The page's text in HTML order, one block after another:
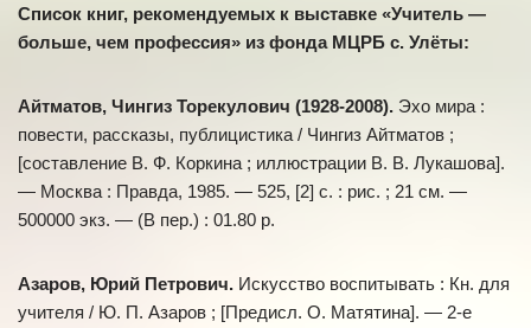
Список книг, рекомендуемых к выставке «Учитель —
больше, чем профессия» из фонда МЦРБ с. Улёты:
Айтматов, Чингиз Тоpекулович (1928-2008). Эхо мира :
повести, рассказы, публицистика / Чингиз Айтматов ;
[составление В. Ф. Коркина ; иллюстрации В. В. Лукашова].
— Москва : Правда, 1985. — 525, [2] с. : рис. ; 21 см. —
500000 экз. — (В пер.) : 01.80 р.
Азаров, Юрий Петрович. Искусство воспитывать : Кн. для
учителя / Ю. П. Азаров ; [Предисл. О. Матятина]. — 2-е